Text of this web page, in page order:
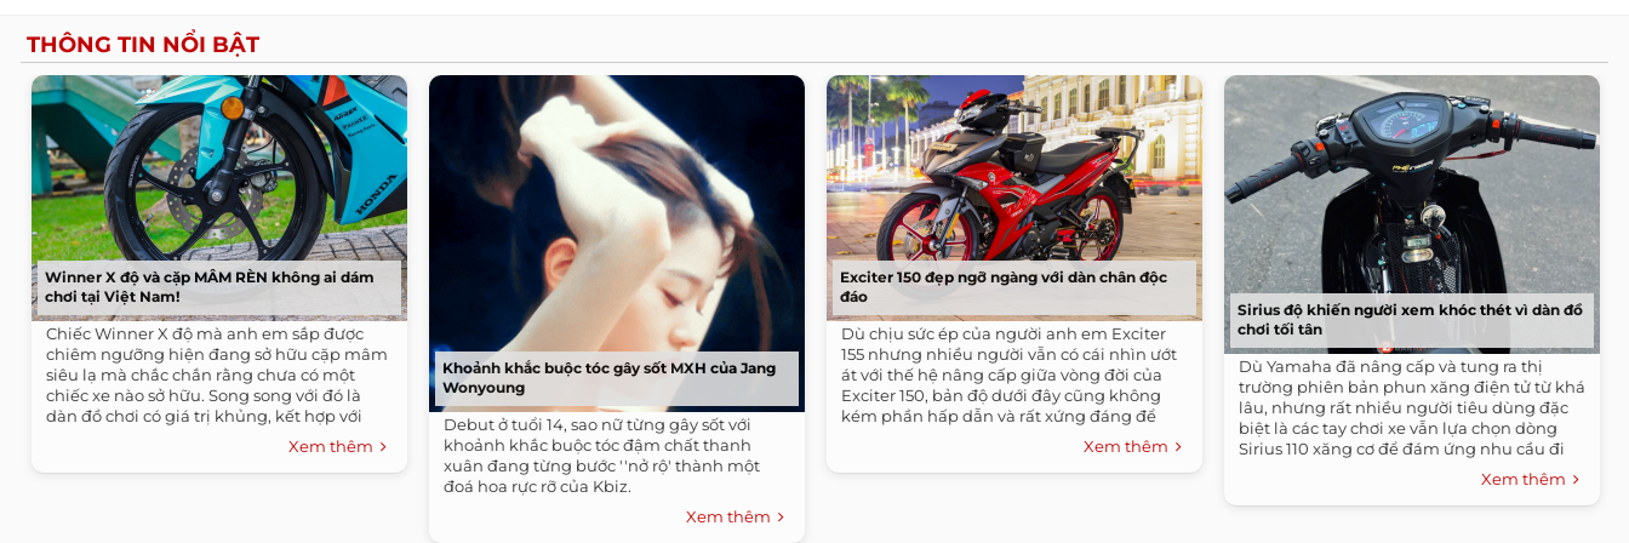
THÔNG TIN NỔI BẬT
Winner X độ và cặp MÂM RÈN không ai dám
chơi tại Việt Nam!
Chiếc Winner X độ mà anh em sắp được
chiêm ngưỡng hiện đang sở hữu cặp mâm
siêu lạ mà chắc chắn rằng chưa có một
chiếc xe nào sở hữu. Song song với đó là
dàn đồ chơi có giá trị khủng, kết hợp với
cặp mâm làm cho tổng thể trở nên hoàn
Xem thêm
Khoảnh khắc buộc tóc gây sốt MXH của Jang
Wonyoung
Debut ở tuổi 14, sao nữ từng gây sốt với
khoảnh khắc buộc tóc đậm chất thanh
xuân đang từng bước ''nở rộ' thành một
đoá hoa rực rỡ của Kbiz.
Xem thêm
Exciter 150 đẹp ngỡ ngàng với dàn chân độc
đáo
Dù chịu sức ép của người anh em Exciter
155 nhưng nhiều người vẫn có cái nhìn ướt
át với thế hệ nâng cấp giữa vòng đời của
Exciter 150, bản độ dưới đây cũng không
kém phần hấp dẫn và rất xứng đáng để
Xem thêm
Sirius độ khiến người xem khóc thét vì dàn đồ
chơi tối tân
Dù Yamaha đã nâng cấp và tung ra thị
trường phiên bản phun xăng điện tử từ khá
lâu, nhưng rất nhiều người tiêu dùng đặc
biệt là các tay chơi xe vẫn lựa chọn dòng
Sirius 110 xăng cơ để đám ứng nhu cầu đi
lại cũng như thỏa mãn cơn mê độ xe của
Xem thêm